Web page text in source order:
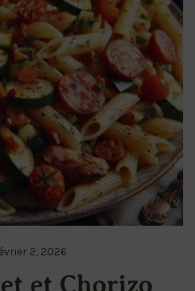
2, 2026
et Chorizo
Frais